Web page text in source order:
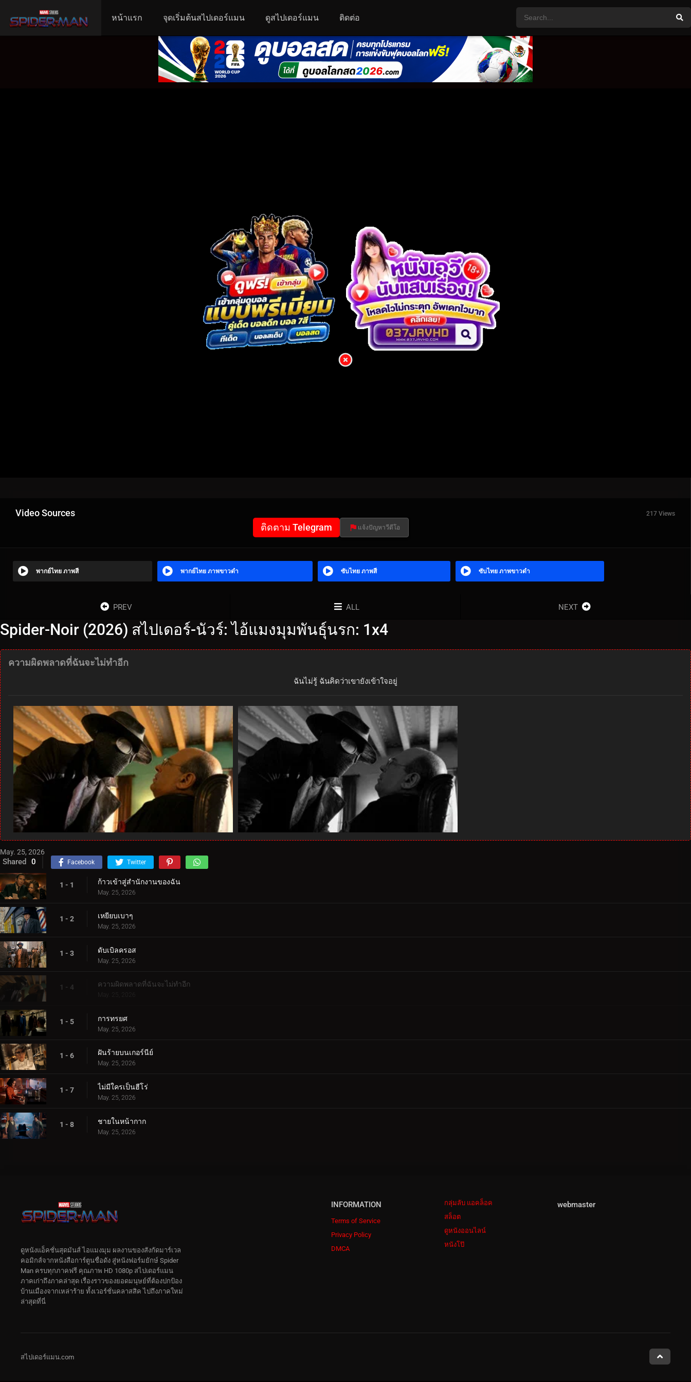
หน้าแรก จุดเริ่มต้นสไปเดอร์แมน ดูสไปเดอร์แมน ติดต่อ
Video Sources 217 Views
ติดตาม Telegram แจ้งปัญหาวีดีโอ
พากย์ไทย ภาพสี พากย์ไทย ภาพขาวดำ ซับไทย ภาพสี ซับไทย ภาพขาวดำ
PREV ALL NEXT
Spider-Noir (2026) สไปเดอร์-นัวร์: ไอ้แมงมุมพันธุ์นรก: 1x4
ความผิดพลาดที่ฉันจะไม่ทำอีก
ฉันไม่รู้ ฉันคิดว่าเขายังเข้าใจอยู่
May. 25, 2026
Shared 0 Facebook Twitter
1 - 1 ก้าวเข้าสู่สำนักงานของฉัน
May. 25, 2026
1 - 2 เหยียบเบาๆ
May. 25, 2026
1 - 3 ดับเบิลครอส
May. 25, 2026
1 - 4 ความผิดพลาดที่ฉันจะไม่ทำอีก
May. 25, 2026
1 - 5 การทรยศ
May. 25, 2026
1 - 6 ฝันร้ายบนเกอร์นีย์
May. 25, 2026
1 - 7 ไม่มีใครเป็นฮีโร่
May. 25, 2026
1 - 8 ชายในหน้ากาก
May. 25, 2026
INFORMATION
Terms of Service
Privacy Policy
DMCA
กลุ่มลับ แอคล็อค
สล็อต
ดูหนังออนไลน์
หนังโป๊
webmaster
ดูหนังแอ็คชั่นสุดมันส์ ไอแมงมุม ผลงานของสังกัดมาร์เวล
คอมิกส์จากหนังสือการ์ตูนชื่อดัง สู่หนังฟอร์มยักษ์ Spider
Man ครบทุกภาคฟรี คุณภาพ HD 1080p สไปเดอร์แมน
ภาคเก่าถึงภาคล่าสุด เรื่องราวของยอดมนุษย์ที่ต้องปกป้อง
บ้านเมืองจากเหล่าร้าย ทั้งเวอร์ชั่นคลาสสิค ไปถึงภาคใหม่
ล่าสุดที่นี่
สไปเดอร์แมน.com